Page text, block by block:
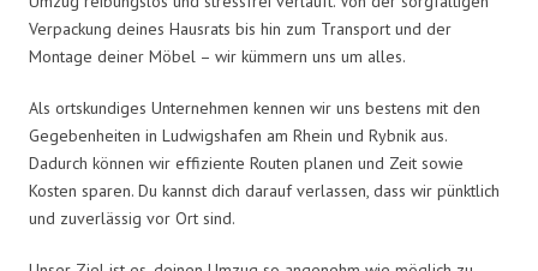
Verpackung deines Hausrats bis hin zum Transport und der
Montage deiner Möbel – wir kümmern uns um alles.
Als ortskundiges Unternehmen kennen wir uns bestens mit den
Gegebenheiten in Ludwigshafen am Rhein und Rybnik aus.
Dadurch können wir effiziente Routen planen und Zeit sowie
Kosten sparen. Du kannst dich darauf verlassen, dass wir pünktlich
und zuverlässig vor Ort sind.